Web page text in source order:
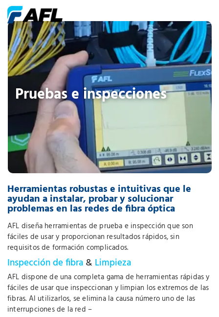
Pruebas e inspecciones
Herramientas robustas e intuitivas que le
ayudan a instalar, probar y solucionar
problemas en las redes de fibra óptica
AFL diseña herramientas de prueba e inspección que son
fáciles de usar y proporcionan resultados rápidos, sin
requisitos de formación complicados.
Inspección de fibra & Limpieza
AFL dispone de una completa gama de herramientas rápidas y
fáciles de usar que inspeccionan y limpian los extremos de las
fibras. Al utilizarlos, se elimina la causa número uno de las
interrupciones de la red –